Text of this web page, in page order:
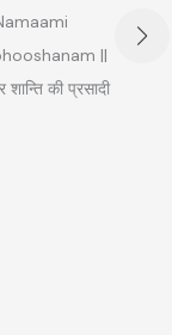
||
की प्रसादी